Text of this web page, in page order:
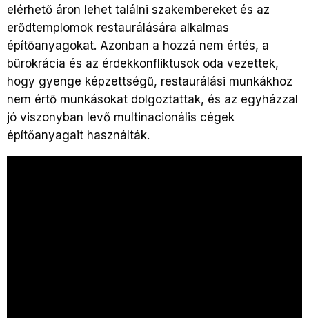
elérhető áron lehet találni szakembereket és az
erődtemplomok restaurálására alkalmas
építőanyagokat. Azonban a hozzá nem értés, a
bürokrácia és az érdekkonfliktusok oda vezettek,
hogy gyenge képzettségű, restaurálási munkákhoz
nem értő munkásokat dolgoztattak, és az egyházzal
jó viszonyban levő multinacionális cégek
építőanyagait használták.